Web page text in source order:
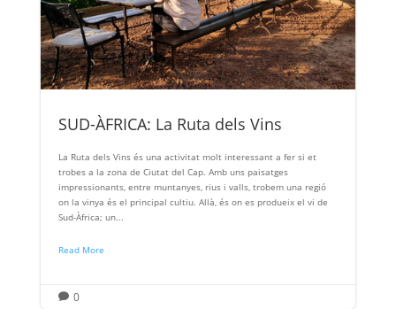
SUD-ÀFRICA: La Ruta dels Vins
La Ruta dels Vins és una activitat molt interessant a fer si et
trobes a la zona de Ciutat del Cap. Amb uns paisatges
impressionants, entre muntanyes, rius i valls, trobem una regió
on la vinya és el principal cultiu. Allà, és on es produeix el vi de
Sud-Àfrica; un...
Read More
 0